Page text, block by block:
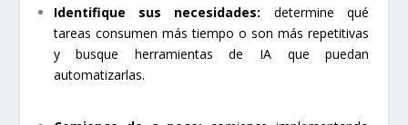
Identifique sus necesidades: determine qué
tareas consumen más tiempo o son más repetitivas
y busque herramientas de IA que puedan
automatizarlas.